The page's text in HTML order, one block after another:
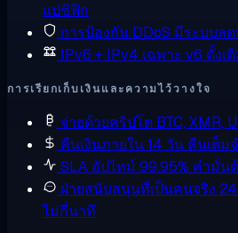
แปซิฟิก
การป้องกัน DDoS มีระบบล
IPv6 + IPv4 เฉพาะ v6 ดั้งเ
การเรียกเก็บเงินและความไว้วางใจ
จ่ายด้วยคริปโต BTC, XMR,
คืนเงินภายใน 14 วัน คืนเต็ม
SLA อัปไทม์ 99.95% คำมั่น
ฝ่ายสนับสนุนที่เป็นคนจริง
ไม่กี่นาที